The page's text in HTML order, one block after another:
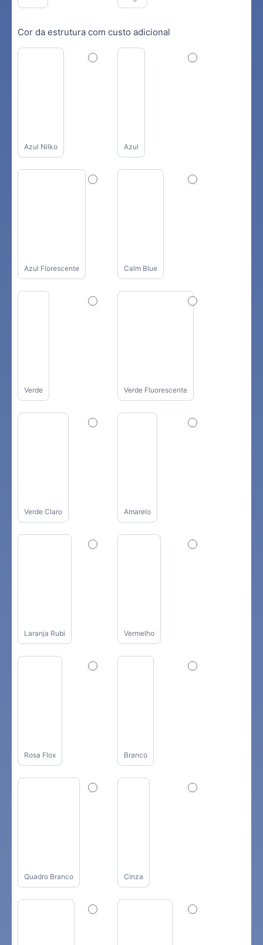
Cor da estrutura com custo adicional
Azul Nilko Azul
Azul Florescente Calm Blue
Verde Verde Fluorescente
Verde Claro Amarelo
Laranja Rubi Vermelho
Rosa Flox Branco
Quadro Branco Cinza